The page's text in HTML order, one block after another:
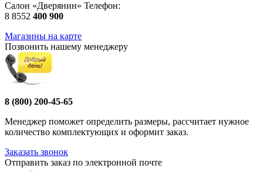
Салон «Дверянин» Телефон:
8 8552 400 900
Магазины на карте
Позвонить нашему менеджеру
8 (800) 200-45-65
Менеджер поможет определить размеры, рассчитает нужное
количество комплектующих и оформит заказ.
Заказать звонок
Отправить заказ по электронной почте